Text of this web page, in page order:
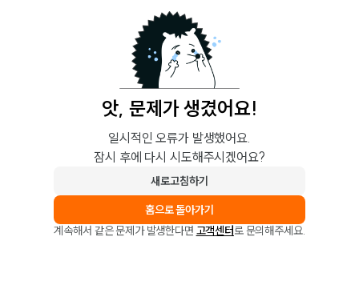
앗, 문제가 생겼어요!
일시적인 오류가 발생했어요.
잠시 후에 다시 시도해주시겠어요?
새로고침하기
홈으로 돌아가기
계속해서 같은 문제가 발생한다면 고객센터로 문의해주세요.